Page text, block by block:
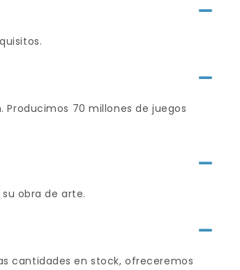
70 millones de juegos
obra de arte.
cantidades en stock, ofreceremos